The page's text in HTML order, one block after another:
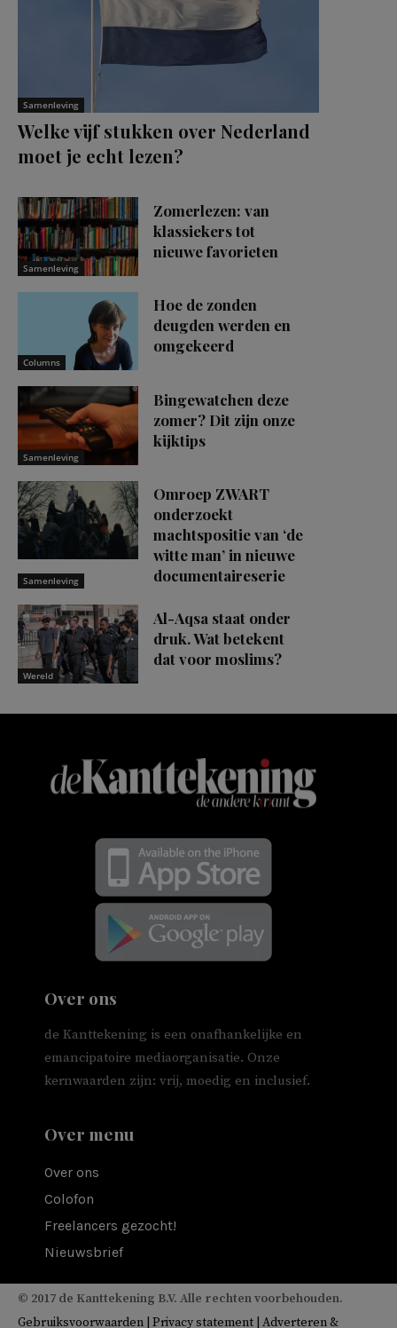
Samenleving
Welke vijf stukken over Nederland
moet je echt lezen?
Samenleving
Zomerlezen: van
klassiekers tot
nieuwe favorieten
Columns
Hoe de zonden
deugden werden en
omgekeerd
Samenleving
Bingewatchen deze
zomer? Dit zijn onze
kijktips
Samenleving
Omroep ZWART
onderzoekt
machtspositie van ‘de
witte man’ in nieuwe
documentaireserie
Wereld
Al-Aqsa staat onder
druk. Wat betekent
dat voor moslims?
Over ons
de Kanttekening is een onafhankelijke en
emancipatoire mediaorganisatie. Onze
kernwaarden zijn: vrij, moedig en inclusief.
Over menu
Over ons
Colofon
Freelancers gezocht!
Nieuwsbrief
© 2017 de Kanttekening B.V. Alle rechten voorbehouden.
Gebruiksvoorwaarden Privacy statement Adverteren &